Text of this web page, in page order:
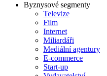
Byznysové segmenty
Televize
Film
Internet
Miliardáři
Mediální agentury
E-commerce
Start-up